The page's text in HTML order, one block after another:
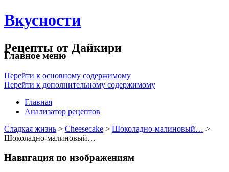
Вкусности
Рецепты от Дайкири
Главное меню
Перейти к основному содержимому
Перейти к дополнительному содержимому
Главная
Анализатор рецептов
Сладкая жизнь > Cheesecake > Шоколадно-малиновый… >
Шоколадно-малиновый…
Навигация по изображениям